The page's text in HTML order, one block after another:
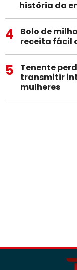
história da
4
Bolo de
receita fácil
5
Tenente
transmitir
mulheres